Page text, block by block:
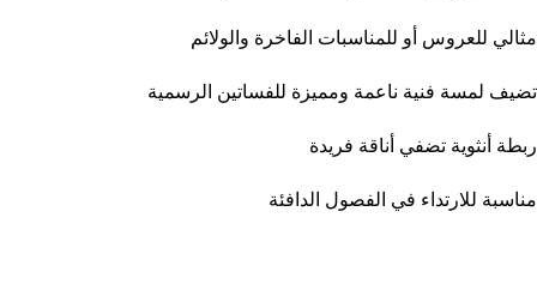
مثالي للعروس أو للمناسبات الفاخرة والولائم
تضيف لمسة فنية ناعمة ومميزة للفساتين الرسمية
ربطة أنثوية تضفي أناقة فريدة
مناسبة للارتداء في الفصول الدافئة